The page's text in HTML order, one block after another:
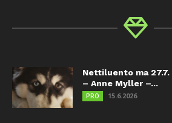
Nettiluento ma
– Anne Myller –...
PRO 15.6.2026